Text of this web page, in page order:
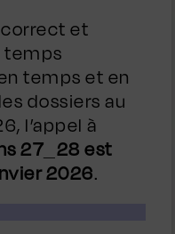
et
temps
temps et en
dossiers au
l’appel à
27_28 est
2026.